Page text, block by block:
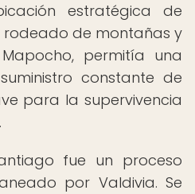
estratégica de
rodeado de montañas y
permitía una
constante de
para la supervivencia
fue un proceso
por Valdivia. Se